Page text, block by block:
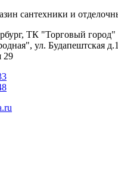
сантехники и
ТК "Торговый город"
ул. Будапештская
29